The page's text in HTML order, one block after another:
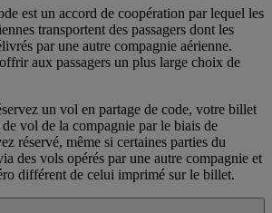
est un accord de coopération par lequel les
transportent des passagers dont les
par une autre compagnie aérienne.
aux passagers un plus large choix de
un vol en partage de code, votre billet
vol de la compagnie par le biais de
réservé, même si certaines parties du
des vols opérés par une autre compagnie et
différent de celui imprimé sur le billet.